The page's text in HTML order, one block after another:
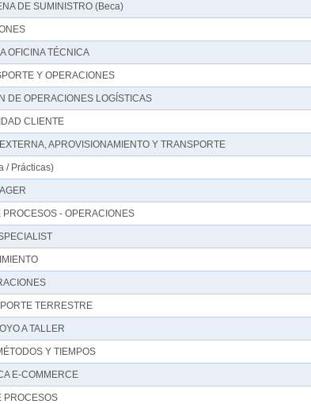
DE SUMINISTRO (Beca)
OFICINA TÉCNICA
Y OPERACIONES
DE OPERACIONES LOGÍSTICAS
CLIENTE
APROVISIONAMIENTO Y TRANSPORTE
/ Prácticas)
- OPERACIONES
TERRESTRE
A TALLER
Y TIEMPOS
E-COMMERCE
PROCESOS